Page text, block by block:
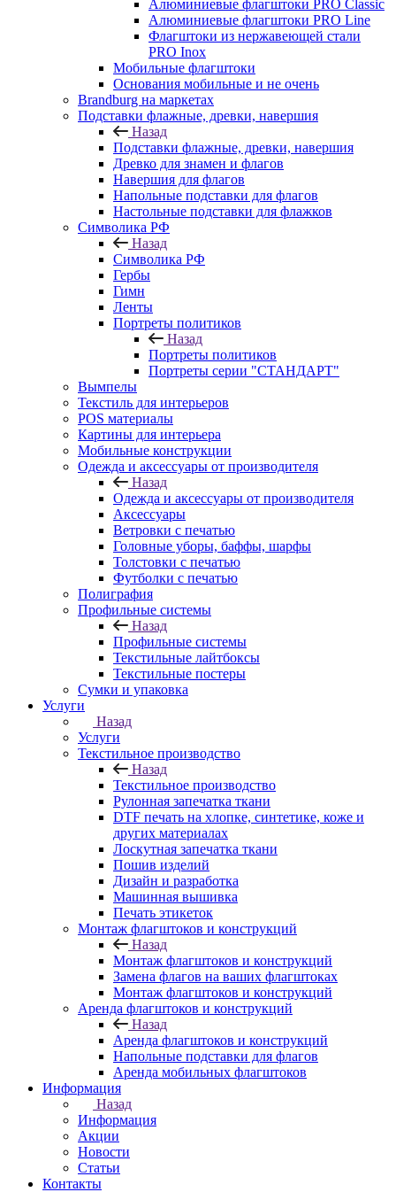
Алюминиевые флагштоки PRO Classic
Алюминиевые флагштоки PRO Line
Флагштоки из нержавеющей стали
PRO Inox
Мобильные флагштоки
Основания мобильные и не очень
Brandburg на маркетах
Подставки флажные, древки, навершия
Назад
Подставки флажные, древки, навершия
Древко для знамен и флагов
Навершия для флагов
Напольные подставки для флагов
Настольные подставки для флажков
Символика РФ
Назад
Символика РФ
Гербы
Гимн
Ленты
Портреты политиков
Назад
Портреты политиков
Портреты серии "СТАНДАРТ"
Вымпелы
Текстиль для интерьеров
POS материалы
Картины для интерьера
Мобильные конструкции
Одежда и аксессуары от производителя
Назад
Одежда и аксессуары от производителя
Аксессуары
Ветровки с печатью
Головные уборы, баффы, шарфы
Толстовки с печатью
Футболки с печатью
Полиграфия
Профильные системы
Назад
Профильные системы
Текстильные лайтбоксы
Текстильные постеры
Сумки и упаковка
Услуги
Назад
Услуги
Текстильное производство
Назад
Текстильное производство
Рулонная запечатка ткани
DTF печать на хлопке, синтетике, коже и
других материалах
Лоскутная запечатка ткани
Пошив изделий
Дизайн и разработка
Машинная вышивка
Печать этикеток
Монтаж флагштоков и конструкций
Назад
Монтаж флагштоков и конструкций
Замена флагов на ваших флагштоках
Монтаж флагштоков и конструкций
Аренда флагштоков и конструкций
Назад
Аренда флагштоков и конструкций
Напольные подставки для флагов
Аренда мобильных флагштоков
Информация
Назад
Информация
Акции
Новости
Статьи
Контакты